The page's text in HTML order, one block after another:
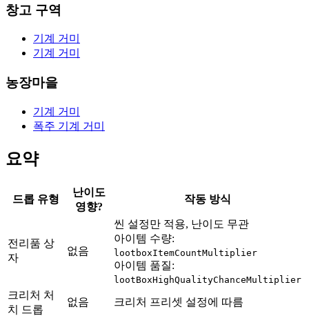
창고 구역
기계 거미
기계 거미
농장마을
기계 거미
폭주 기계 거미
요약
드롭 유형
난이도
영향?
작동 방식
전리품 상
자
없음
씬 설정만 적용, 난이도 무관
아이템 수량:
lootboxItemCountMultiplier
아이템 품질:
lootBoxHighQualityChanceMultiplier
크리처 처
치 드롭
없음 크리처 프리셋 설정에 따름